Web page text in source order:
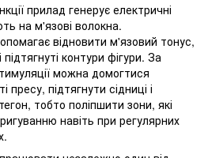
прилад генерує електричні
на м'язові волокна.
відновити м'язовий тонус,
контури фігури. За
можна домогтися
підтягнути сідниці і
тобто поліпшити зони, які
навіть при регулярних